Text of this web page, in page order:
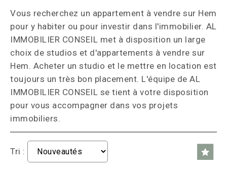
Vous recherchez un appartement à vendre sur Hem
pour y habiter ou pour investir dans l'immobilier. AL
IMMOBILIER CONSEIL met à disposition un large
choix de studios et d'appartements à vendre sur
Hem. Acheter un studio et le mettre en location est
toujours un très bon placement. L'équipe de AL
IMMOBILIER CONSEIL se tient à votre disposition
pour vous accompagner dans vos projets
immobiliers.
Tri :